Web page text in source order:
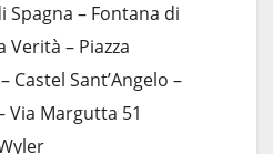
Spagna – Fontana di
Verità – Piazza
Castel Sant’Angelo –
Via Margutta 51